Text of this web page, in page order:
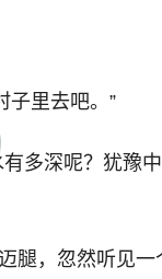
里去吧。”
多深呢？犹豫
，忽然听见一